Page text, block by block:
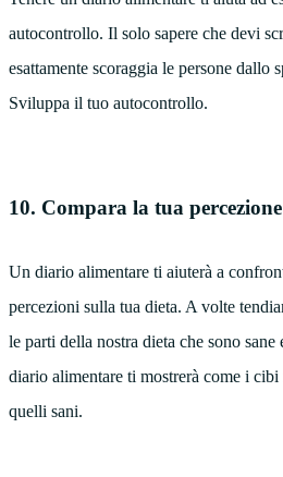
autocontrollo. Il solo sapere che devi
esattamente scoraggia le persone dallo
Sviluppa il tuo autocontrollo.
10. Compara la tua
Un diario alimentare ti aiuterà a
percezioni sulla tua dieta. A volte
le parti della nostra dieta che sono
diario alimentare ti mostrerà come i
quelli sani.